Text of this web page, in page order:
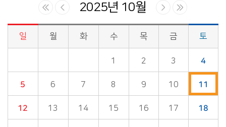
2025년 10월
시정소식>시정 캘린더 게시판의 (2025년 10월) 달력형태로 일정명, 일정내용을 제공합니다.
일 월 화 수 목 금 토
1 2 3 4
5 6 7 8 9 10 11
12 13 14 15 16 17 18